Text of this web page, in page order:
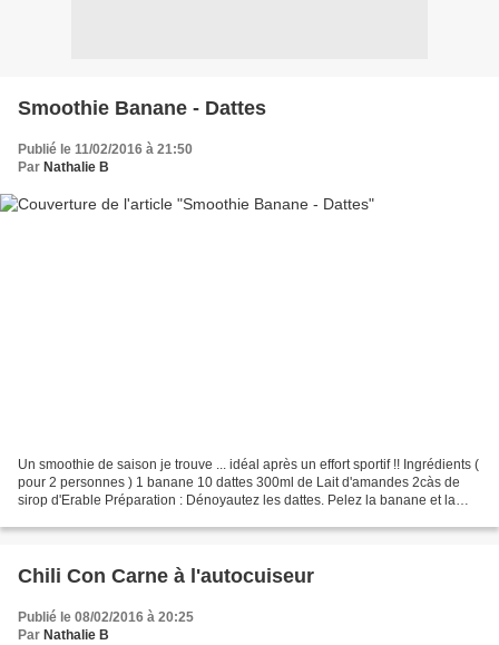
Smoothie Banane - Dattes
Publié le 11/02/2016 à 21:50
Par Nathalie B
Un smoothie de saison je trouve ... idéal après un effort sportif !! Ingrédients (
pour 2 personnes ) 1 banane 10 dattes 300ml de Lait d'amandes 2càs de
sirop d'Erable Préparation : Dénoyautez les dattes. Pelez la banane et la
Chili Con Carne à l'autocuiseur
Publié le 08/02/2016 à 20:25
Par Nathalie B